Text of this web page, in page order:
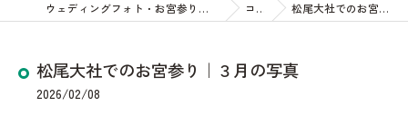
ウェディングフォト・お宮参りや七五三等のファミリーフォト コラム 松尾大社でのお宮参り｜３月の写真
松尾大社でのお宮参り｜３月の写真
2026/02/08